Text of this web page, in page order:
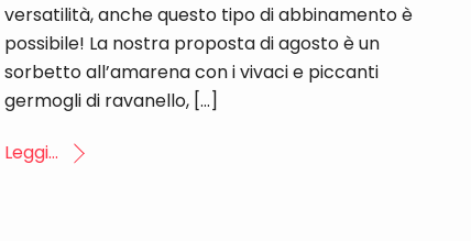
versatilità, anche questo tipo di abbinamento è
possibile! La nostra proposta di agosto è un
sorbetto all’amarena con i vivaci e piccanti
germogli di ravanello, […]
Leggi...